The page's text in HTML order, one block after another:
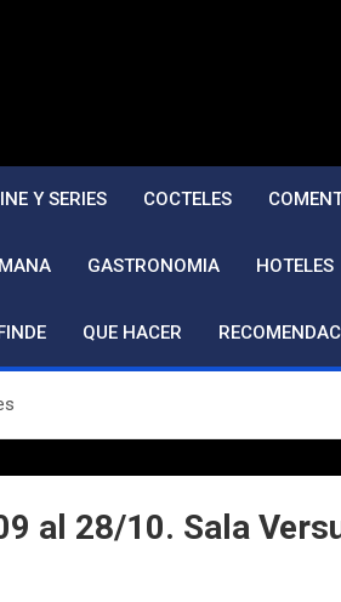
Y SERIES COCTELES
GASTRONOMIA HOTELES
QUE HACER
al 28/10. Sala